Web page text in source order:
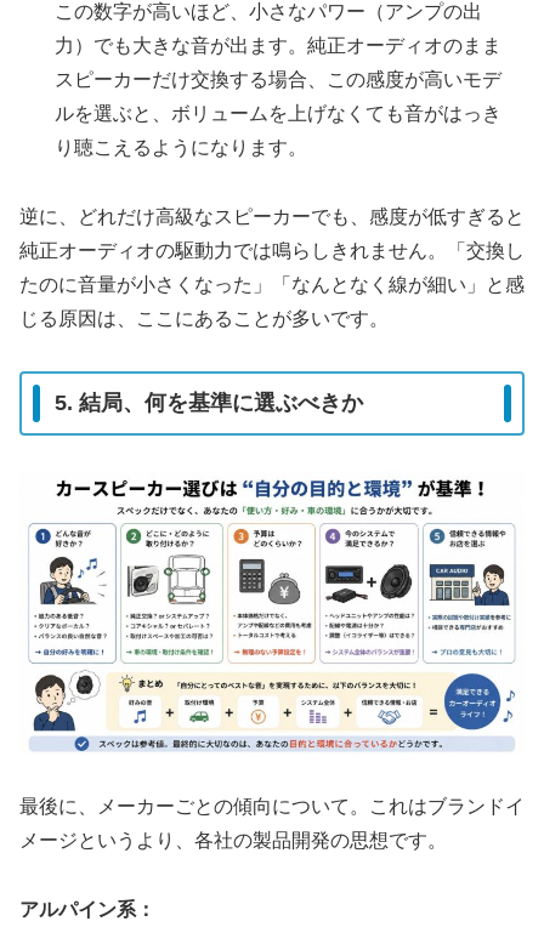
この数字が高いほど、小さなパワー（アンプの出
力）でも大きな音が出ます。純正オーディオのまま
スピーカーだけ交換する場合、この感度が高いモデ
ルを選ぶと、ボリュームを上げなくても音がはっき
り聴こえるようになります。
逆に、どれだけ高級なスピーカーでも、感度が低すぎると
純正オーディオの駆動力では鳴らしきれません。「交換し
たのに音量が小さくなった」「なんとなく線が細い」と感
じる原因は、ここにあることが多いです。
5. 結局、何を基準に選ぶべきか
最後に、メーカーごとの傾向について。これはブランドイ
メージというより、各社の製品開発の思想です。
アルパイン系：